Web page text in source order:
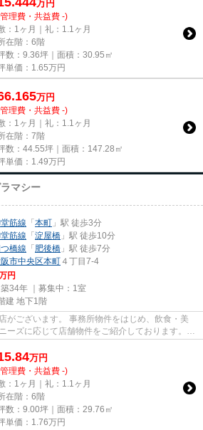
万円
理費・共益費 -)
：1ヶ月｜礼：1.1ヶ月
在階：6階
数：9.36坪｜面積：30.95㎡
単価： 1.65万円
万円
理費・共益費 -)
：1ヶ月｜礼：1.1ヶ月
在階：7階
数：44.55坪｜面積：147.28㎡
単価： 1.49万円
マシー
筋線 「本町 」駅 徒歩3分
筋線 「淀屋橋 」駅 徒歩10分
橋線 「肥後橋 」駅 徒歩7分
市中央区本町 ４丁目7-4
円
34年 ｜募集中： 1室
建 地下1階
がございます。 事務所物件をはじめ、飲食・美
ーズに応じて店舗物件をご紹介しております。
...
万円
理費・共益費 -)
：1ヶ月｜礼：1.1ヶ月
在階：6階
数：9.00坪｜面積：29.76㎡
単価： 1.76万円